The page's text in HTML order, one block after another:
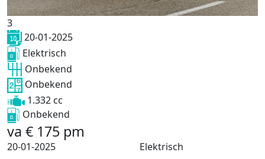
3
20-01-2025
Elektrisch
Onbekend
Onbekend
1.332 cc
Onbekend
va € 175 pm
20-01-2025
Elektrisch